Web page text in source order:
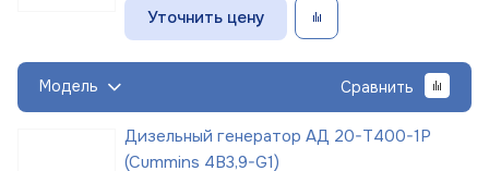
Уточнить цену
Модель Сравнить
Дизельный генератор АД 20-Т400-1Р
(Cummins 4B3,9-G1)